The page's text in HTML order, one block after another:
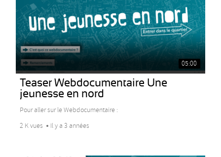
05:00
Teaser Webdocumentaire Une
jeunesse en nord
Pour aller sur le Webdocumentaire :
2 K vues
Il y a 3 années